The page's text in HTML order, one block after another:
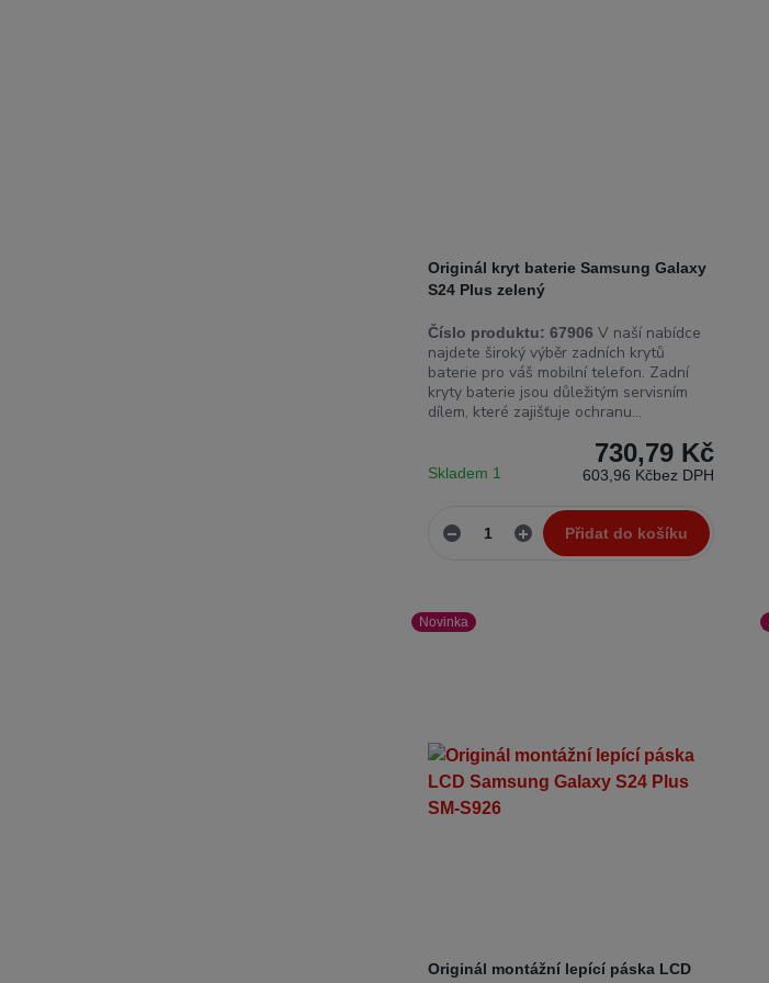
Originál kryt baterie Samsung Galaxy
S24 Plus zelený
Číslo produktu: 67906 V naší nabídce
najdete široký výběr zadních krytů
baterie pro váš mobilní telefon. Zadní
kryty baterie jsou důležitým servisním
dílem, které zajišťuje ochranu...
730,79 Kč
603,96 Kčbez DPH
Skladem 1
Přidat do košíku
Novinka
Originál montážní lepící páska LCD